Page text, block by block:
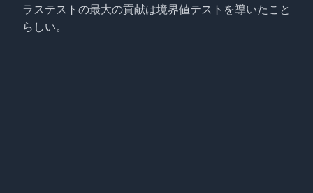
ラステストの最大の貢献は境界値テストを導いたこと
らしい。